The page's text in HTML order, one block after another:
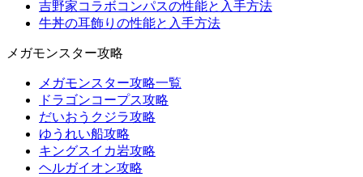
吉野家コラボコンパスの性能と入手方法
牛丼の耳飾りの性能と入手方法
メガモンスター攻略
メガモンスター攻略一覧
ドラゴンコープス攻略
だいおうクジラ攻略
ゆうれい船攻略
キングスイカ岩攻略
ヘルガイオン攻略